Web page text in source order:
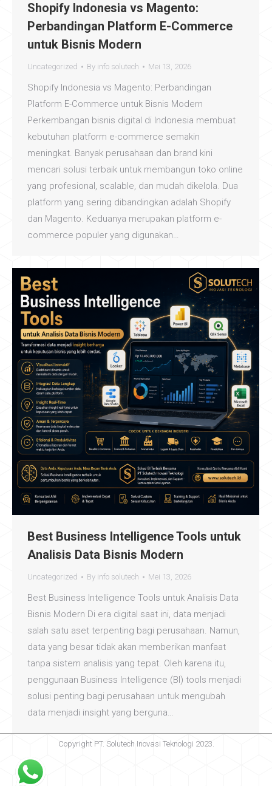
Shopify Indonesia vs Magento:
Perbandingan Platform E-Commerce
untuk Bisnis Modern
Uncategorized By info solutech Mei 13, 2026
Shopify Indonesia vs Magento: Perbandingan
Platform E-Commerce untuk Bisnis Modern
Perkembangan bisnis digital di Indonesia membuat
kebutuhan platform e-commerce semakin
meningkat. Banyak perusahaan dan brand kini
mencari solusi terbaik untuk membangun toko online
yang profesional, scalable, dan mudah dikelola. Dua
platform yang sering dibandingkan adalah Shopify
dan Magento. Keduanya merupakan platform e-
commerce populer yang digunakan…
Best Business Intelligence Tools untuk
Analisis Data Bisnis Modern
Uncategorized By info solutech Mei 13, 2026
Best Business Intelligence Tools untuk Analisis Data
Bisnis Modern Di era digital saat ini, data menjadi
salah satu aset terpenting bagi perusahaan. Namun,
data yang besar tidak akan memberikan manfaat
tanpa sistem analisis yang tepat. Oleh karena itu,
penggunaan Business Intelligence (BI) tools menjadi
solusi penting bagi perusahaan untuk mengubah
data menjadi insight yang berguna…
Copyright PT. Solutech Inovasi Teknologi 2023.